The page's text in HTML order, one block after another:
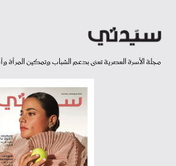
مجلة الأسرة العصرية تعنى بدعم الشباب وتمكين المرأة